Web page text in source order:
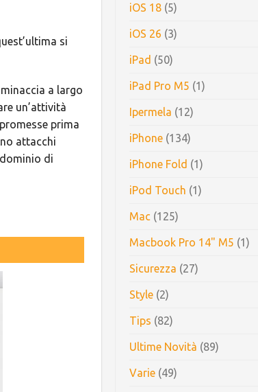
si
a largo
un’attività
prima
attacchi
di
iOS 18(5)
iOS 26 (3)
iPad (50)
iPad Pro M5 (1)
Ipermela (12)
iPhone(134)
iPhone Fold (1)
iPod Touch (1)
Mac(125)
Macbook Pro 14" M5 (1)
Sicurezza (27)
Style(2)
Tips (82)
Ultime Novità (89)
Varie(49)